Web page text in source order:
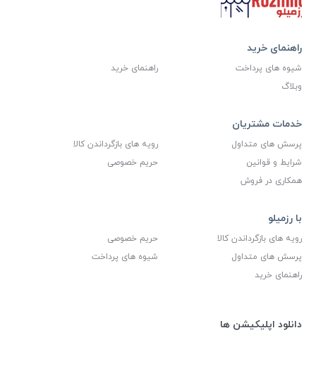
راهنمای خرید
شیوه های پرداخت
راهنمای خرید
وبلاگ
خدمات مشتریان
پرسش های متداول
رویه های بازگرداندن کالا
شرایط و قوانین
حریم خصوصی
همکاری در فروش
با رزمیلو
رویه های بازگرداندن کالا
حریم خصوصی
پرسش های متداول
شیوه های پرداخت
راهنمای خرید
دانلود اپلیکیشن ها